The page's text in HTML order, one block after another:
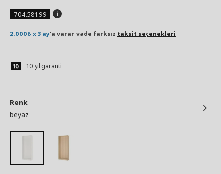
704.581.99
2.000₺ x 3 ay'a varan vade farksız taksit seçenekleri
10 yıl garanti
Renk
beyaz